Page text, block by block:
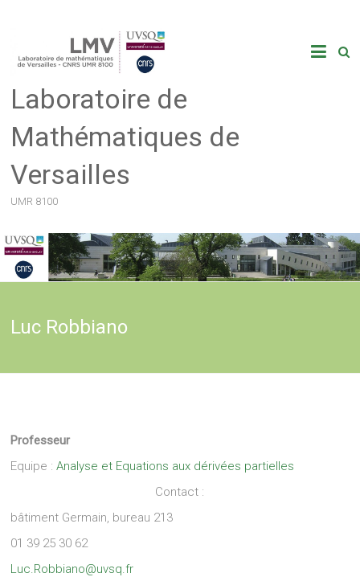
Laboratoire de
Mathématiques de
Versailles
UMR 8100
Luc Robbiano
Professeur
Equipe :Analyse et Equations aux dérivées partielles
Contact :
bâtiment Germain, bureau 213
01 39 25 30 62
Luc.Robbiano@uvsq.fr